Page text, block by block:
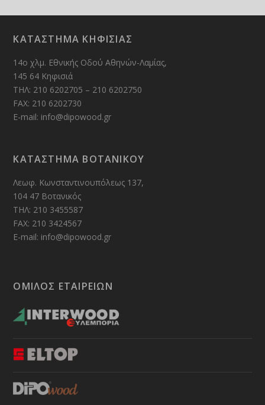
ΚΑΤΑΣΤΗΜΑ ΚΗΦΙΣΙΑΣ
14ο χλμ. Εθνικής Οδού Αθηνών-Λαμίας,
145 64 Κηφισιά
ΤΗΛ: 210 6202705 – 210 6202750
FAX: 210 6202730
E-mail: info@dipowood.gr
ΚΑΤΑΣΤΗΜΑ ΒΟΤΑΝΙΚΟΥ
Λεωφ. Κωνσταντινουπόλεως 137,
104 47 Βοτανικός
ΤΗΛ: 210 3455587
FAX: 210 3424567
E-mail: info@dipowood.gr
ΟΜΙΛΟΣ ΕΤΑΙΡΕΙΩΝ